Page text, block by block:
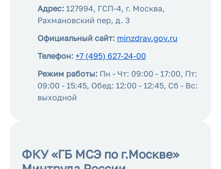
Адрес: 127994, ГСП-4, г. Москва,
Рахмановский пер, д. 3
Официальный сайт: minzdrav.gov.ru
Телефон: +7 (495) 627-24-00
Режим работы: Пн - Чт: 09:00 - 17:00, Пт:
09:00 - 15:45, Обед: 12:00 - 12:45, Сб - Вс:
выходной
ФКУ «ГБ МСЭ по г.Москве»